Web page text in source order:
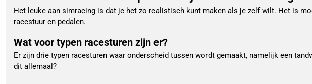
Het leuke aan simracing is dat je het zo realistisch kunt maken als je zelf wilt. Het is
racestuur en pedalen.
Wat voor typen racesturen zijn er?
Er zijn drie typen racesturen waar onderscheid tussen wordt gemaakt, namelijk een
dit allemaal?